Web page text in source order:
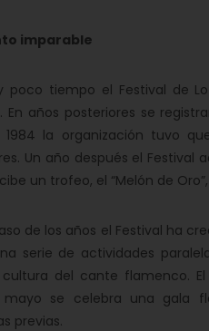
imparable
tiempo el Festival de Lo
En años posteriores se
la organización tuvo
Un año después el Festival
un trofeo, el “Melón de
de los años el Festival ha
serie de actividades
del cante flamenco.
se celebra una gala
previas.